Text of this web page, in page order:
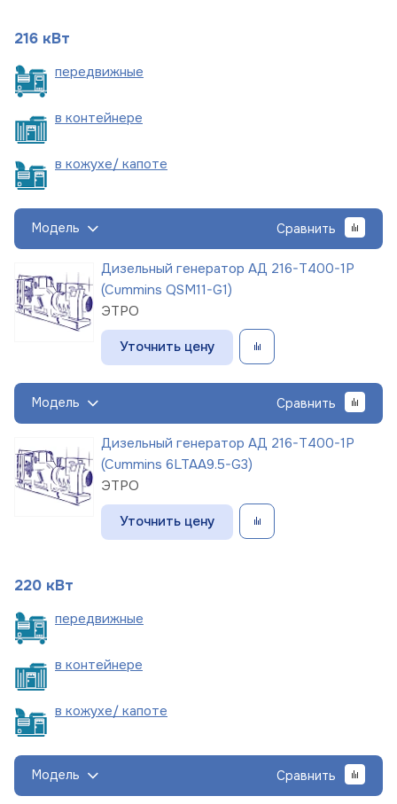
216 кВт
передвижные
в контейнере
в кожухе/ капоте
Модель Сравнить
Дизельный генератор АД 216-Т400-1Р
(Cummins QSM11-G1)
ЭТРО
Уточнить цену
Модель Сравнить
Дизельный генератор АД 216-Т400-1Р
(Cummins 6LTAA9.5-G3)
ЭТРО
Уточнить цену
220 кВт
передвижные
в контейнере
в кожухе/ капоте
Модель Сравнить